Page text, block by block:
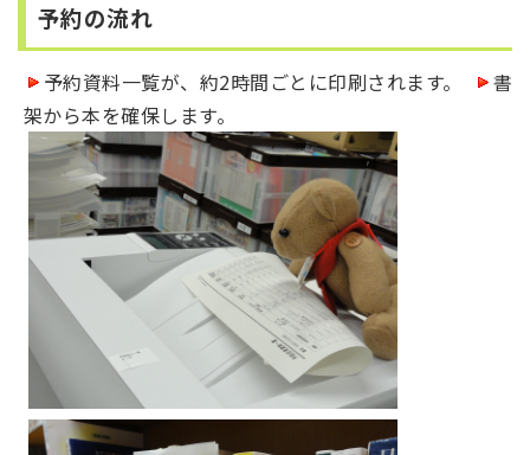
予約の流れ
予約資料一覧が、約2時間ごとに印刷されます。
書
架から本を確保します。